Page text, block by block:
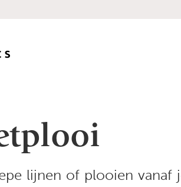
lijnen of plooien